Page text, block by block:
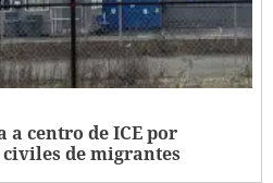
a centro de ICE por
de migrantes